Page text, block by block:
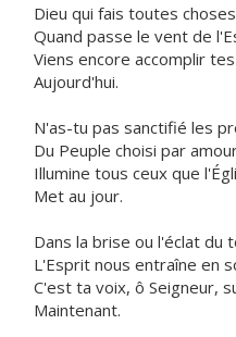
Dieu qui fais toutes
Quand passe le vent de
Viens encore accomplir
Aujourd'hui.
N'as-tu pas sanctifié les
Du Peuple choisi par
Illumine tous ceux que
Met au jour.
Dans la brise ou l'éclat du
L'Esprit nous entraîne en
C'est ta voix, ô Seigneur,
Maintenant.